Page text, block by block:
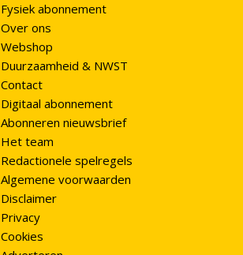
Fysiek abonnement
Over ons
Webshop
Duurzaamheid & NWST
Contact
Digitaal abonnement
Abonneren nieuwsbrief
Het team
Redactionele spelregels
Algemene voorwaarden
Disclaimer
Privacy
Cookies